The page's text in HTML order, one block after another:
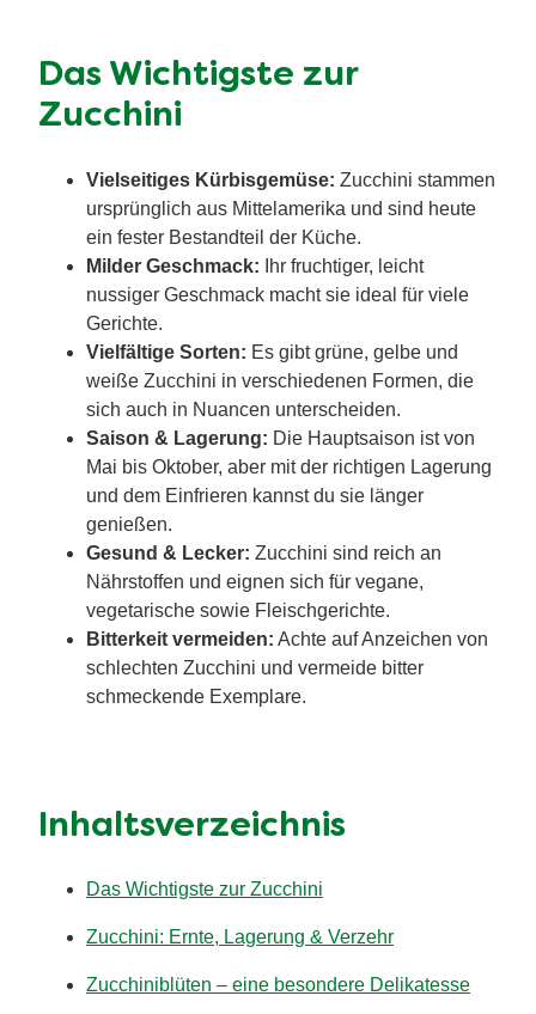
Das Wichtigste zur
Zucchini
Vielseitiges Kürbisgemüse: Zucchini stammen
ursprünglich aus Mittelamerika und sind heute
ein fester Bestandteil der Küche.
Milder Geschmack: Ihr fruchtiger, leicht
nussiger Geschmack macht sie ideal für viele
Gerichte.
Vielfältige Sorten: Es gibt grüne, gelbe und
weiße Zucchini in verschiedenen Formen, die
sich auch in Nuancen unterscheiden.
Saison & Lagerung: Die Hauptsaison ist von
Mai bis Oktober, aber mit der richtigen Lagerung
und dem Einfrieren kannst du sie länger
genießen.
Gesund & Lecker: Zucchini sind reich an
Nährstoffen und eignen sich für vegane,
vegetarische sowie Fleischgerichte.
Bitterkeit vermeiden: Achte auf Anzeichen von
schlechten Zucchini und vermeide bitter
schmeckende Exemplare.
Inhaltsverzeichnis
Das Wichtigste zur Zucchini
Zucchini: Ernte, Lagerung & Verzehr
Zucchiniblüten – eine besondere Delikatesse